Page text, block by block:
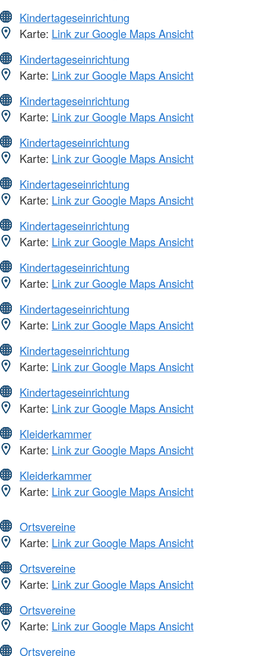
Kindertageseinrichtung
Karte: Link zur Google Maps Ansicht
Kindertageseinrichtung
Karte: Link zur Google Maps Ansicht
Kindertageseinrichtung
Karte: Link zur Google Maps Ansicht
Kindertageseinrichtung
Karte: Link zur Google Maps Ansicht
Kindertageseinrichtung
Karte: Link zur Google Maps Ansicht
Kindertageseinrichtung
Karte: Link zur Google Maps Ansicht
Kindertageseinrichtung
Karte: Link zur Google Maps Ansicht
Kindertageseinrichtung
Karte: Link zur Google Maps Ansicht
Kindertageseinrichtung
Karte: Link zur Google Maps Ansicht
Kindertageseinrichtung
Karte: Link zur Google Maps Ansicht
Kleiderkammer
Karte: Link zur Google Maps Ansicht
Kleiderkammer
Karte: Link zur Google Maps Ansicht
Ortsvereine
Karte: Link zur Google Maps Ansicht
Ortsvereine
Karte: Link zur Google Maps Ansicht
Ortsvereine
Karte: Link zur Google Maps Ansicht
Ortsvereine